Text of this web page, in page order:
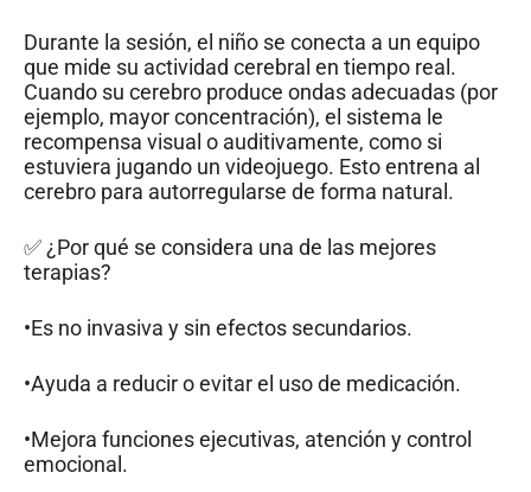
Durante la sesión, el niño se conecta a un equipo
que mide su actividad cerebral en tiempo real.
Cuando su cerebro produce ondas adecuadas (por
ejemplo, mayor concentración), el sistema le
recompensa visual o auditivamente, como si
estuviera jugando un videojuego. Esto entrena al
cerebro para autorregularse de forma natural.
✅ ¿Por qué se considera una de las mejores
terapias?
•Es no invasiva y sin efectos secundarios.
•Ayuda a reducir o evitar el uso de medicación.
•Mejora funciones ejecutivas, atención y control
emocional.